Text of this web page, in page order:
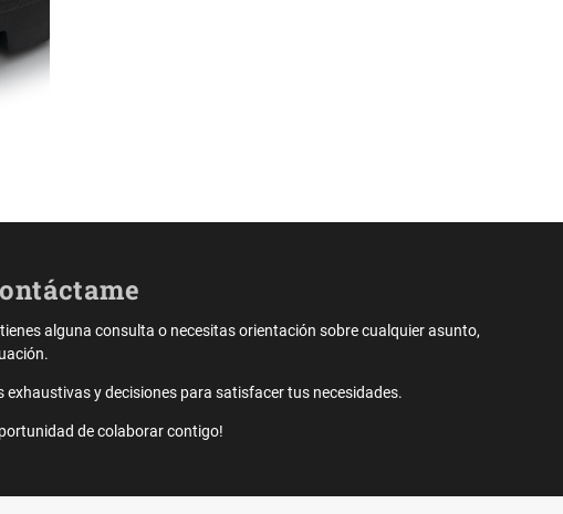
alguna consulta o necesitas orientación sobre cualquier asunto,
y decisiones para satisfacer tus necesidades.
de colaborar contigo!